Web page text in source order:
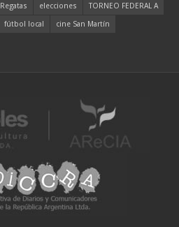
Regatas elecciones
TORNEO FEDERAL A
fútbol local cine San Martín